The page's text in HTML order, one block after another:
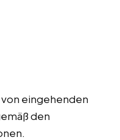
eingehenden
den